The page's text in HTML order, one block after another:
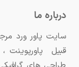
درباره ما
سایت پاور ورد
قبیل پاورپوینت